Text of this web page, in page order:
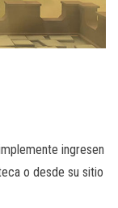
ingresen
o desde su sitio